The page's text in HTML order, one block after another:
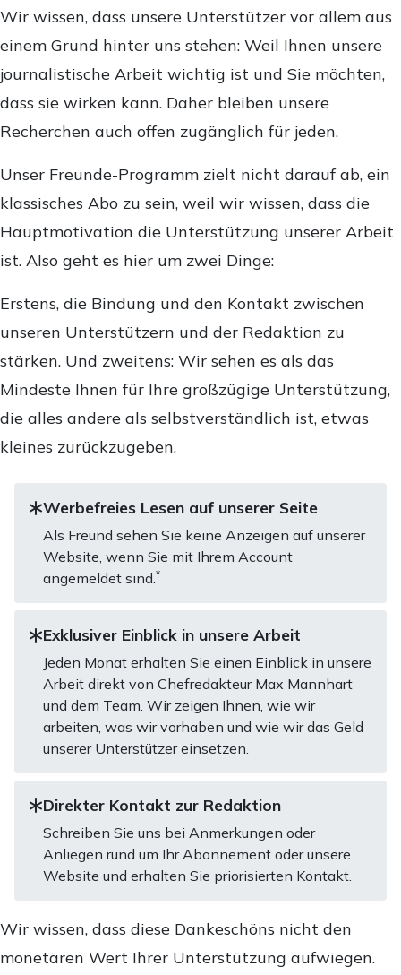
Wir wissen, dass unsere Unterstützer vor allem aus
einem Grund hinter uns stehen: Weil Ihnen unsere
journalistische Arbeit wichtig ist und Sie möchten,
dass sie wirken kann. Daher bleiben unsere
Recherchen auch offen zugänglich für jeden.
Unser Freunde-Programm zielt nicht darauf ab, ein
klassisches Abo zu sein, weil wir wissen, dass die
Hauptmotivation die Unterstützung unserer Arbeit
ist. Also geht es hier um zwei Dinge:
Erstens, die Bindung und den Kontakt zwischen
unseren Unterstützern und der Redaktion zu
stärken. Und zweitens: Wir sehen es als das
Mindeste Ihnen für Ihre großzügige Unterstützung,
die alles andere als selbstverständlich ist, etwas
kleines zurückzugeben.
Werbefreies Lesen auf unserer Seite
Als Freund sehen Sie keine Anzeigen auf unserer
Website, wenn Sie mit Ihrem Account
angemeldet sind.*
Exklusiver Einblick in unsere Arbeit
Jeden Monat erhalten Sie einen Einblick in unsere
Arbeit direkt von Chefredakteur Max Mannhart
und dem Team. Wir zeigen Ihnen, wie wir
arbeiten, was wir vorhaben und wie wir das Geld
unserer Unterstützer einsetzen.
Direkter Kontakt zur Redaktion
Schreiben Sie uns bei Anmerkungen oder
Anliegen rund um Ihr Abonnement oder unsere
Website und erhalten Sie priorisierten Kontakt.
Wir wissen, dass diese Dankeschöns nicht den
monetären Wert Ihrer Unterstützung aufwiegen.